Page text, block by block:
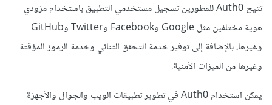
تتيح Auth0 للمطورين تسجيل مستخدمي التطبيق باستخدام مزودي
هوية مختلفين مثل Google وFacebook وTwitter وGitHub
وغيرها، بالإضافة إلى توفير خدمة التحقق الثنائي وخدمة الرموز المؤقتة
وغيرها من الميزات الأمنية.
يمكن استخدام Auth0 في تطوير تطبيقات الويب والجوال والأجهزة